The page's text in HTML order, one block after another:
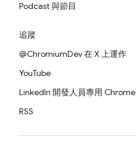
Podcast 與節目
追蹤
@ChromiumDev 在 X 上運作
YouTube
LinkedIn 開發人員專用 Chrome
RSS